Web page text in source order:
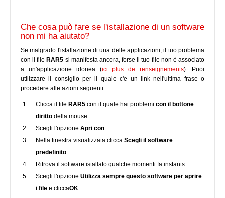
Che cosa può fare se l'istallazione di un software
non mi ha aiutato?
Se malgrado l'istallazione di una delle applicazioni, il tuo problema
con il file RAR5 si manifesta ancora, forse il tuo file non è associato
a un'applicazione idonea (ici plus de renseignements). Puoi
utilizzare il consiglio per il quale c'e un link nell'ultima frase o
procedere alle azioni seguenti:
Clicca il file RAR5 con il quale hai problemi con il bottone
diritto della mouse
Scegli l'opzione Apri con
Nella finestra visualizzata clicca Scegli il software
predefinito
Ritrova il software istallato qualche momenti fa instants
Scegli l'opzione Utilizza sempre questo software per aprire
i file e cliccaOK